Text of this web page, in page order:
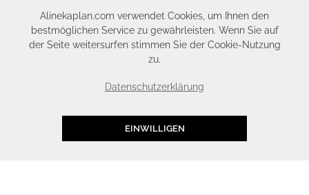
Alinekaplan.com verwendet Cookies, um Ihnen den
bestmöglichen Service zu gewährleisten. Wenn Sie auf
der Seite weitersurfen stimmen Sie der Cookie-Nutzung
zu.
Datenschutzerklärung
EINWILLIGEN